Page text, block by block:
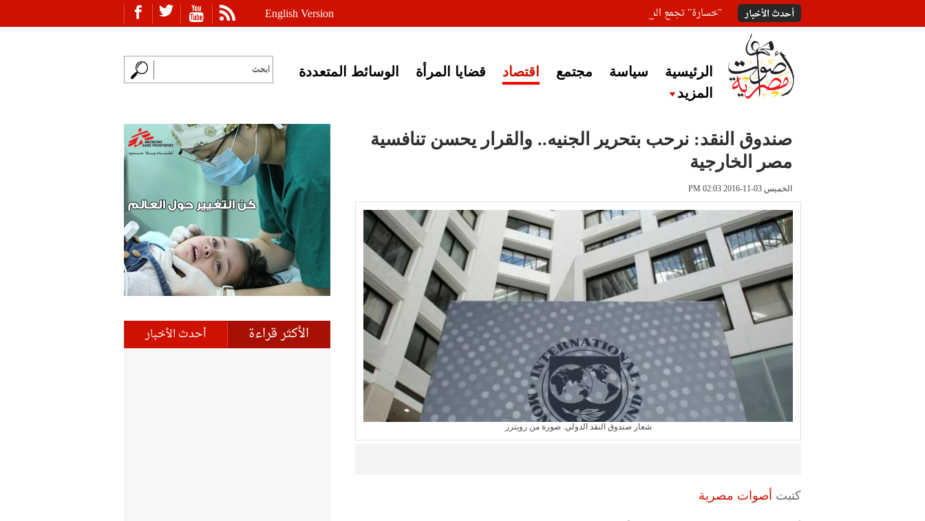
English Version أحدث الأخبار "خسارة" تجمع المعلقين على خبر إغلاق أصوات مصرية
الرئيسية سياسة مجتمع اقتصاد قضايا المرأة
الوسائط المتعددة
المزيد
صندوق النقد: نرحب بتحرير الجنيه.. والقرار يحسن تنافسية
مصر الخارجية
الخميس 03-11-2016 PM 02:03
شعار صندوق النقد الدولي. صورة من رويترز
كتبت أصوات مصرية
الأكثر قراءة أحدث الأخبار